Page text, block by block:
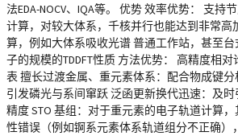
法EDA-NOCV、IQA等。 优势 效率优势： 支持
计算，对较大体系，千核并行也能达到非常高
算，例如大体系吸收光谱 普通工作站，甚至
子的规模的TDDFT性质 方法优势： 高精度相
表 擅长过渡金属、重元素体系：配合物成键
引发磷光与系间窜跃 泛函更新换代迅速：及
精度 STO 基组：对于重元素的电子轨道计算
性错误（例如锕系元素体系轨道组分不正确）